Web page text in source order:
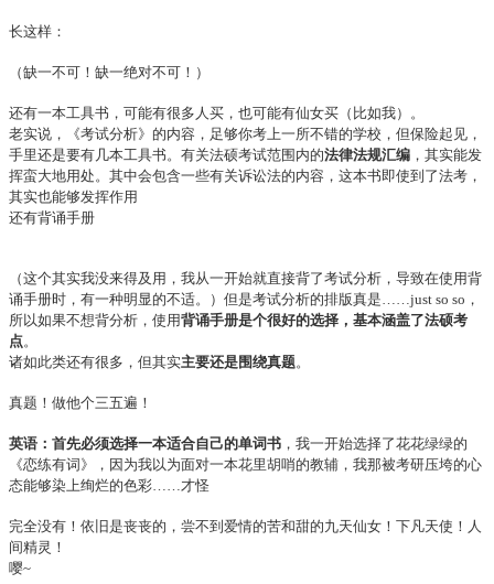
长这样：
（缺一不可！缺一绝对不可！）
还有一本工具书，可能有很多人买，也可能有仙女买（比如我）。
老实说，《考试分析》的内容，足够你考上一所不错的学校，但保险起见，
手里还是要有几本工具书。有关法硕考试范围内的法律法规汇编 ，其实能发
挥蛮大地用处。其中会包含一些有关诉讼法的内容，这本书即使到了法考，
其实也能够发挥作用
还有背诵手册
（这个其实我没来得及用，我从一开始就直接背了考试分析，导致在使用背
诵手册时，有一种明显的不适。）但是考试分析的排版真是……just so so，
所以如果不想背分析，使用背诵手册是个很好的选择，基本涵盖了法硕考
点。
诸如此类还有很多，但其实主要还是围绕真题。
真题！做他个三五遍！
英语：首先必须选择一本适合自己的单词书 ，我一开始选择了花花绿绿的
《恋练有词》，因为我以为面对一本花里胡哨的教辅，我那被考研压垮的心
态能够染上绚烂的色彩……才怪
完全没有！依旧是丧丧的，尝不到爱情的苦和甜的九天仙女！下凡天使！人
间精灵！
嘤~